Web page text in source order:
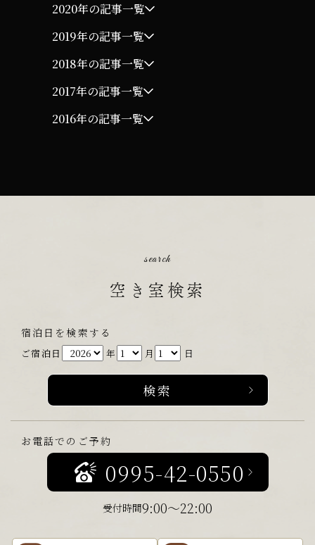
2020年の記事一覧
2019年の記事一覧
2018年の記事一覧
2017年の記事一覧
2016年の記事一覧
search
空き室検索
宿泊日を検索する
ご宿泊日 年 月 日
お電話でのご予約
0995-42-0550
受付時間9:00～22:00